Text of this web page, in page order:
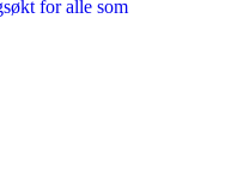
for alle som